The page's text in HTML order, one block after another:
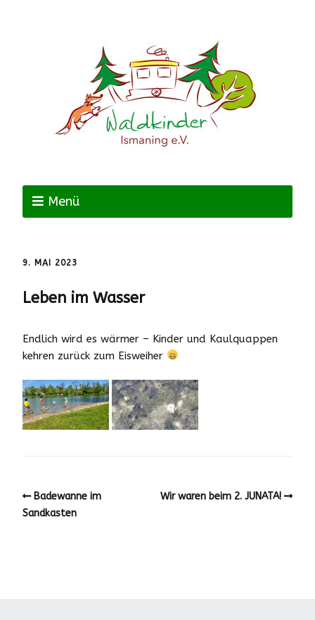
Menü
9. MAI 2023
Leben im Wasser
Endlich wird es wärmer – Kinder und Kaulquappen
kehren zurück zum Eisweiher
Badewanne im
Sandkasten
Wir waren beim 2. JUNATA!